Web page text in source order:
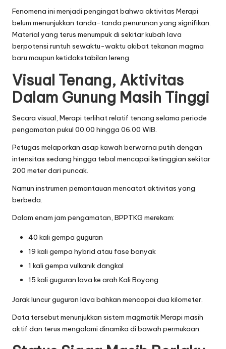
Fenomena ini menjadi pengingat bahwa aktivitas Merapi
belum menunjukkan tanda-tanda penurunan yang signifikan.
Material yang terus menumpuk di sekitar kubah lava
berpotensi runtuh sewaktu-waktu akibat tekanan magma
baru maupun ketidakstabilan lereng.
Visual Tenang, Aktivitas
Dalam Gunung Masih Tinggi
Secara visual, Merapi terlihat relatif tenang selama periode
pengamatan pukul 00.00 hingga 06.00 WIB.
Petugas melaporkan asap kawah berwarna putih dengan
intensitas sedang hingga tebal mencapai ketinggian sekitar
200 meter dari puncak.
Namun instrumen pemantauan mencatat aktivitas yang
berbeda.
Dalam enam jam pengamatan, BPPTKG merekam:
40 kali gempa guguran
19 kali gempa hybrid atau fase banyak
1 kali gempa vulkanik dangkal
15 kali guguran lava ke arah Kali Boyong
Jarak luncur guguran lava bahkan mencapai dua kilometer.
Data tersebut menunjukkan sistem magmatik Merapi masih
aktif dan terus mengalami dinamika di bawah permukaan.